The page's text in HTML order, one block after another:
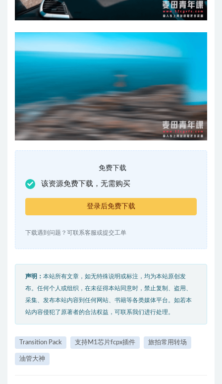
免费下载
该资源免费下载，无需购买
登录后免费下载
下载遇到问题？可联系客服或提交工单
声明： 本站所有文章，如无特殊说明或标注，均为本站原创发
布。任何个人或组织，在未征得本站同意时，禁止复制、盗用、
采集、发布本站内容到任何网站、书籍等各类媒体平台。如若本
站内容侵犯了原著者的合法权益，可联系我们进行处理。
Transition Pack 支持M1芯片fcpx插件 旅拍常用转场
油管大神